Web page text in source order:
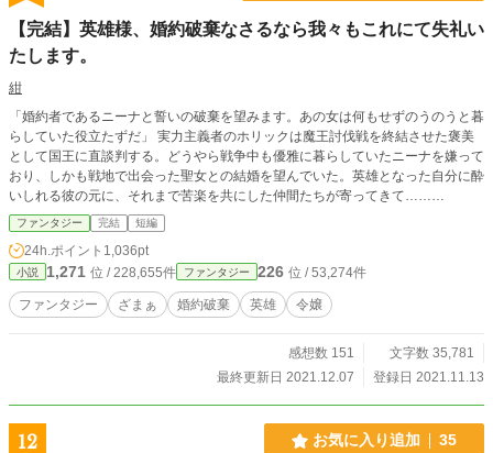
【完結】英雄様、婚約破棄なさるなら我々もこれにて失礼い
たします。
紺
「婚約者であるニーナと誓いの破棄を望みます。あの女は何もせずのうのうと暮
らしていた役立たずだ」 実力主義者のホリックは魔王討伐戦を終結させた褒美
として国王に直談判する。どうやら戦争中も優雅に暮らしていたニーナを嫌って
おり、しかも戦地で出会った聖女との結婚を望んでいた。英雄となった自分に酔
いしれる彼の元に、それまで苦楽を共にした仲間たちが寄ってきて……
「「「ならば我々も失礼させてもらいましょう」」」 信頼していた部下たちは
ファンタジー 完結 短編
24h.ポイント 1,036pt
小説 1,271 位 / 228,655件 ファンタジー 226 位 / 53,274件
ファンタジー ざまぁ 婚約破棄 英雄 令嬢
感想数 151
文字数 35,781
最終更新日 2021.12.07
登録日 2021.11.13
12 お気に入り追加 35